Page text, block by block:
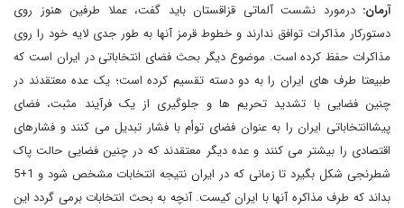
آرمان: درمورد نشست آلماتی قزاقستان باید گفت، عملا طرفین هنوز روی
دستورکار مذاکرات توافق ندارند و خطوط قرمز آنها به طور جدی لایه خود را روی
مذاکرات حفظ کرده است. موضوع دیگر بحث فضای انتخاباتی در ایران است که
طبیعتا طرف های ایران را به دو دسته تقسیم کرده است؛ یک عده معتقدند در
چنین فضایی با تشدید تحریم ها و جلوگیری از یک فرآیند مثبت، فضای
پیشاانتخاباتی ایران را به عنوان فضای توأم با فشار تبدیل می کنند و فشارهای
اقتصادی را بیشتر می کنند و عده دیگر معتقدند که در چنین فضایی حالت پاک
شطرنجی شکل بگیرد تا زمانی که در ایران نتیجه انتخابات مشخص شود و 1+5
بداند که طرف مذاکره آنها با ایران کیست. آنچه به بحث انتخابات برمی گردد این